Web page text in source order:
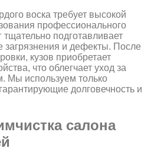
воска требует высокой
профессионального
подготавливает
загрязнения и дефекты. После
кузов приобретает
что облегчает уход за
Мы используем только
долговечность и
салона